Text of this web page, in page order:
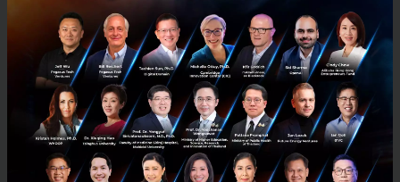
อัพเดท Trends & Insights ธุรกิจ 'อาหารและเครื่องดื่ม' ผ่าน
มุมมองกูรูจาก Singha และ Wongnai
หากเราจะพูดว่ายุคสมัยแห่งเทคโนโลยีได้เข้ามาเปลี่ยนพฤติกรรมของคน
ทุกคนไปอย่างสิ้นเชิง แล้วธุรกิจที่เกี่ยวข้องโดยตรงกับพฤติกรรมพื้นฐานใน
ชีวิตประจำวันของผู้บริโภคอย่าง 'อาหารและเครื่อง...